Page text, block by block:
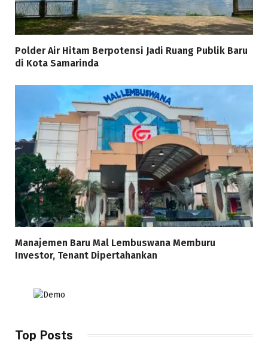
Polder Air Hitam Berpotensi Jadi Ruang Publik Baru
di Kota Samarinda
Manajemen Baru Mal Lembuswana Memburu
Investor, Tenant Dipertahankan
Top Posts